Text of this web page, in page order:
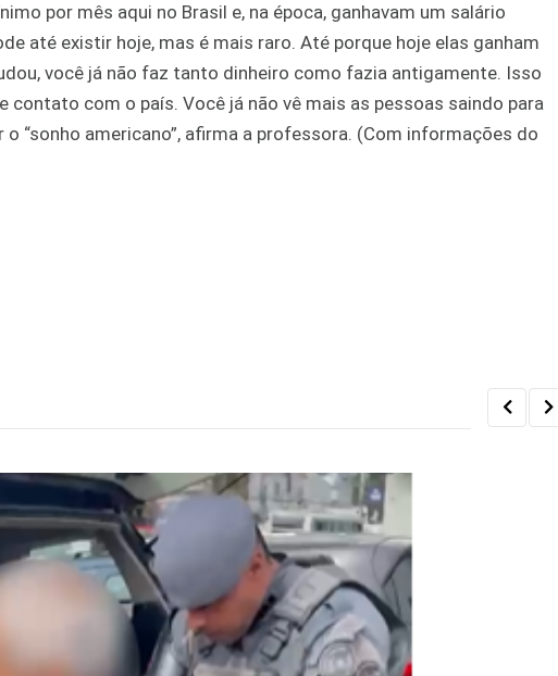
por mês aqui no Brasil e, na época, ganhavam um salário
até existir hoje, mas é mais raro. Até porque hoje elas ganham
você já não faz tanto dinheiro como fazia antigamente. Isso
contato com o país. Você já não vê mais as pessoas saindo para
“sonho americano”, afirma a professora. (Com informações do